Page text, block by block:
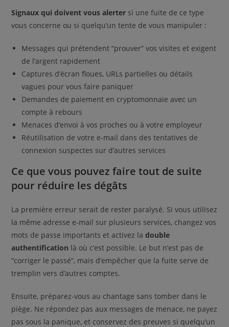
Signaux qui doivent vous alerter si une fuite de ce type
vous concerne ou si quelqu’un tente de vous manipuler :
Messages qui prétendent “prouver” vos visites et exigent
de l’argent rapidement
Captures d’écran floues, URLs partielles ou détails
vagues pour vous faire paniquer
Demandes de paiement en cryptomonnaie avec un
compte à rebours
Menaces d’envoi à vos proches ou à votre employeur
Réutilisation de votre e-mail dans des tentatives de
connexion suspectes sur d’autres services
Ce que vous pouvez faire tout de suite
pour réduire les dégâts
La première erreur serait de rester paralysé. Si vous utilisez
la même adresse e-mail sur plusieurs services, changez vos
mots de passe importants et activez ladouble
authentification là où c’est possible. Le but n’est pas de
“corriger le passé”, mais d’empêcher que la fuite serve de
tremplin vers d’autres comptes.
Ensuite, préparez-vous au chantage sans tomber dans le
piège. Ne répondez pas aux messages de menace, ne payez
pas sous la panique, et conservez des preuves si quelqu’un